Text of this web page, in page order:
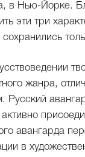
в Нью-Йорке.
эти три
жанра,
Русский
авангарда
в